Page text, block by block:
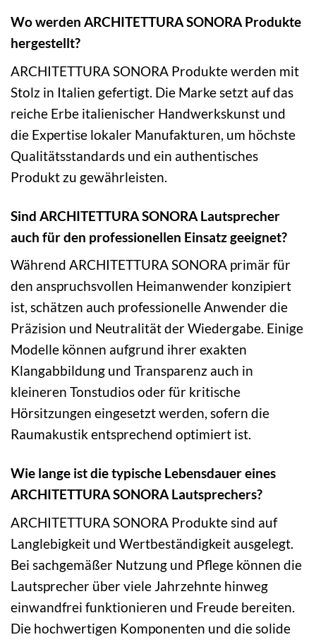
Wo werden ARCHITETTURA SONORA Produkte
hergestellt?
ARCHITETTURA SONORA Produkte werden mit
Stolz in Italien gefertigt. Die Marke setzt auf das
reiche Erbe italienischer Handwerkskunst und
die Expertise lokaler Manufakturen, um höchste
Qualitätsstandards und ein authentisches
Produkt zu gewährleisten.
Sind ARCHITETTURA SONORA Lautsprecher
auch für den professionellen Einsatz geeignet?
Während ARCHITETTURA SONORA primär für
den anspruchsvollen Heimanwender konzipiert
ist, schätzen auch professionelle Anwender die
Präzision und Neutralität der Wiedergabe. Einige
Modelle können aufgrund ihrer exakten
Klangabbildung und Transparenz auch in
kleineren Tonstudios oder für kritische
Hörsitzungen eingesetzt werden, sofern die
Raumakustik entsprechend optimiert ist.
Wie lange ist die typische Lebensdauer eines
ARCHITETTURA SONORA Lautsprechers?
ARCHITETTURA SONORA Produkte sind auf
Langlebigkeit und Wertbeständigkeit ausgelegt.
Bei sachgemäßer Nutzung und Pflege können die
Lautsprecher über viele Jahrzehnte hinweg
einwandfrei funktionieren und Freude bereiten.
Die hochwertigen Komponenten und die solide